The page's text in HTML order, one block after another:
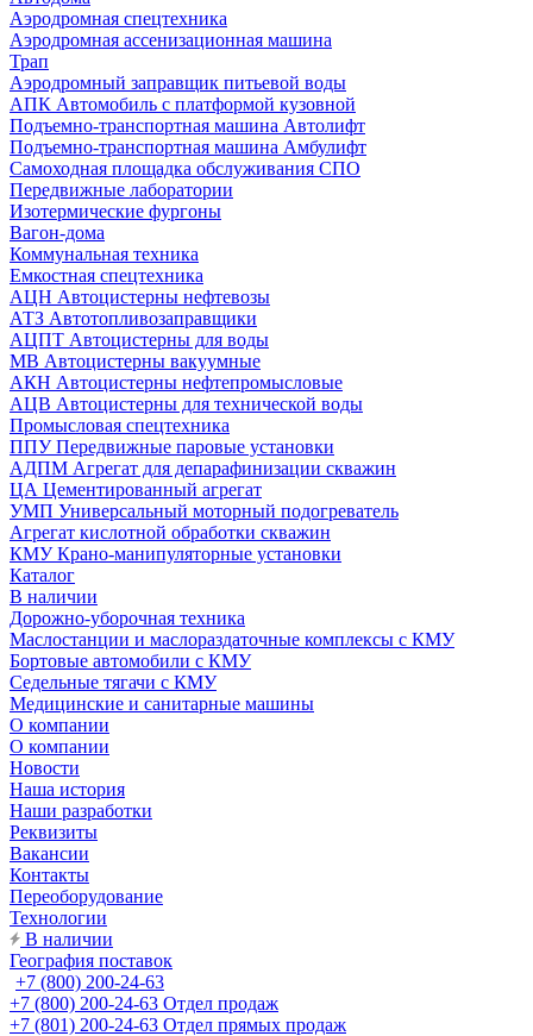
Аэродромная спецтехника
Аэродромная ассенизационная машина
Трап
Аэродромный заправщик питьевой воды
АПК Автомобиль с платформой кузовной
Подъемно-транспортная машина Автолифт
Подъемно-транспортная машина Амбулифт
Самоходная площадка обслуживания СПО
Передвижные лаборатории
Изотермические фургоны
Вагон-дома
Коммунальная техника
Емкостная спецтехника
АЦН Автоцистерны нефтевозы
АТЗ Автотопливозаправщики
АЦПТ Автоцистерны для воды
МВ Автоцистерны вакуумные
АКН Автоцистерны нефтепромысловые
АЦВ Автоцистерны для технической воды
Промысловая спецтехника
ППУ Передвижные паровые установки
АДПМ Агрегат для депарафинизации скважин
ЦА Цементированный агрегат
УМП Универсальный моторный подогреватель
Агрегат кислотной обработки скважин
КМУ Крано-манипуляторные установки
Каталог
В наличии
Дорожно-уборочная техника
Маслостанции и маслораздаточные комплексы с КМУ
Бортовые автомобили с КМУ
Седельные тягачи с КМУ
Медицинские и санитарные машины
О компании
О компании
Новости
Наша история
Наши разработки
Реквизиты
Вакансии
Контакты
Переоборудование
Технологии
В наличии
География поставок
+7 (800) 200-24-63
+7 (800) 200-24-63 Отдел продаж
+7 (801) 200-24-63 Отдел прямых продаж